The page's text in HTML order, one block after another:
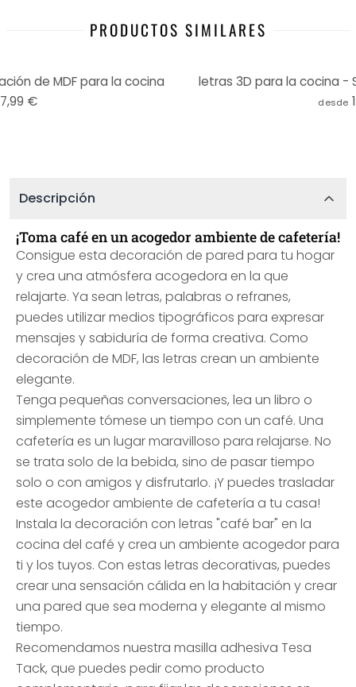
PRODUCTOS SIMILARES
de MDF para la cocina
€
letras 3D para la cocina -
desde
Descripción
¡Toma café en un acogedor ambiente de cafetería!
Consigue esta decoración de pared para tu hogar
y crea una atmósfera acogedora en la que
relajarte. Ya sean letras, palabras o refranes,
puedes utilizar medios tipográficos para expresar
mensajes y sabiduría de forma creativa. Como
decoración de MDF, las letras crean un ambiente
elegante.
Tenga pequeñas conversaciones, lea un libro o
simplemente tómese un tiempo con un café. Una
cafetería es un lugar maravilloso para relajarse. No
se trata solo de la bebida, sino de pasar tiempo
solo o con amigos y disfrutarlo. ¡Y puedes trasladar
este acogedor ambiente de cafetería a tu casa!
Instala la decoración con letras "café bar" en la
cocina del café y crea un ambiente acogedor para
ti y los tuyos. Con estas letras decorativas, puedes
crear una sensación cálida en la habitación y crear
una pared que sea moderna y elegante al mismo
tiempo.
Recomendamos nuestra masilla adhesiva Tesa
Tack, que puedes pedir como producto